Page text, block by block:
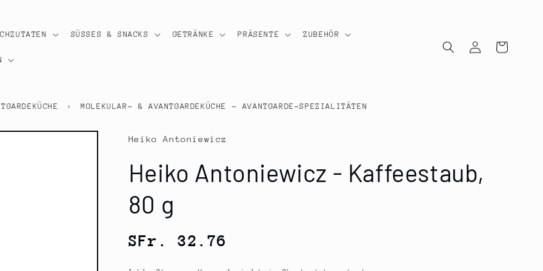
SÜSSES & SNACKS GETRÄNKE PRÄSENTE ZUBEHÖR
EinloggenWarenkorb
› MOLEKULAR- & AVANTGARDEKÜCHE - AVANTGARDE-SPEZIALITÄTEN
Heiko Antoniewicz
Heiko Antoniewicz - Kaffeestaub,
80 g
Normaler
SFr. 32.76